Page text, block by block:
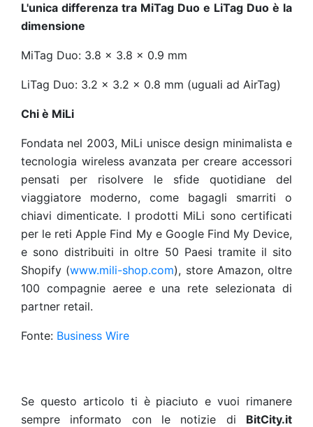
L'unica differenza tra MiTag Duo e LiTag Duo è la
dimensione
MiTag Duo: 3.8 x 3.8 x 0.9 mm
LiTag Duo: 3.2 x 3.2 x 0.8 mm (uguali ad AirTag)
Chi è MiLi
Fondata nel 2003, MiLi unisce design minimalista e
tecnologia wireless avanzata per creare accessori
pensati per risolvere le sfide quotidiane del
viaggiatore moderno, come bagagli smarriti o
chiavi dimenticate. I prodotti MiLi sono certificati
per le reti Apple Find My e Google Find My Device,
e sono distribuiti in oltre 50 Paesi tramite il sito
Shopify (www.mili-shop.com), store Amazon, oltre
100 compagnie aeree e una rete selezionata di
partner retail.
Fonte: Business Wire
Se questo articolo ti è piaciuto e vuoi rimanere
sempre informato con le notizie di BitCity.it